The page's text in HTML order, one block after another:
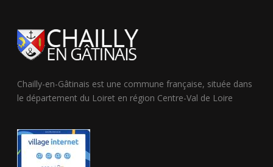
Chailly-en-Gâtinais est une commune française, située dans
le département du Loiret en région Centre-Val de Loire